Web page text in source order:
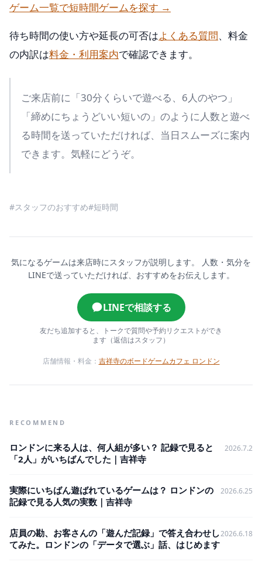
ゲーム一覧で短時間ゲームを探す →
待ち時間の使い方や延長の可否はよくある質問、料金
の内訳は料金・利用案内で確認できます。
ご来店前に「30分くらいで遊べる、6人のやつ」
「締めにちょうどいい短いの」のように人数と遊べ
る時間を送っていただければ、当日スムーズに案内
できます。気軽にどうぞ。
#スタッフのおすすめ#短時間
気になるゲームは来店時にスタッフが説明します。
人数・気分を
LINEで送っていただければ、おすすめをお伝えします。
LINEで相談する
友だち追加すると、トークで質問や予約リクエストができ
ます（返信はスタッフ）
店舗情報・料金： 吉祥寺のボードゲームカフェ ロンドン
RECOMMEND
ロンドンに来る人は、何人組が多い？ 記録で見ると
「2人」がいちばんでした｜吉祥寺
2026.7.2
実際にいちばん遊ばれているゲームは？ ロンドンの
記録で見る人気の実数｜吉祥寺
2026.6.25
店員の勘、お客さんの「遊んだ記録」で答え合わせし
てみた。ロンドンの「データで選ぶ」話、はじめます
2026.6.18